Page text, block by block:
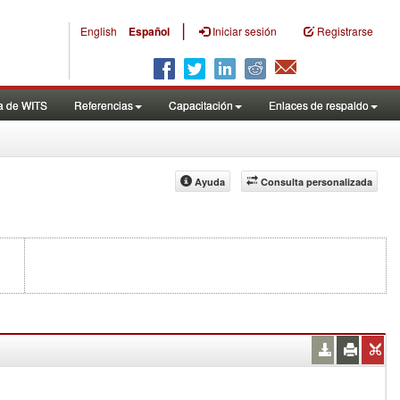
English Español | Iniciar sesión Registrarse
de WITS Referencias Capacitación Enlaces de respaldo
Consulta personalizada
Ayuda